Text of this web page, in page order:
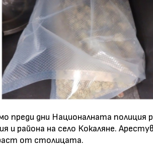
преди дни Националната полиция
и района на село Кокаляне.
от столицата.